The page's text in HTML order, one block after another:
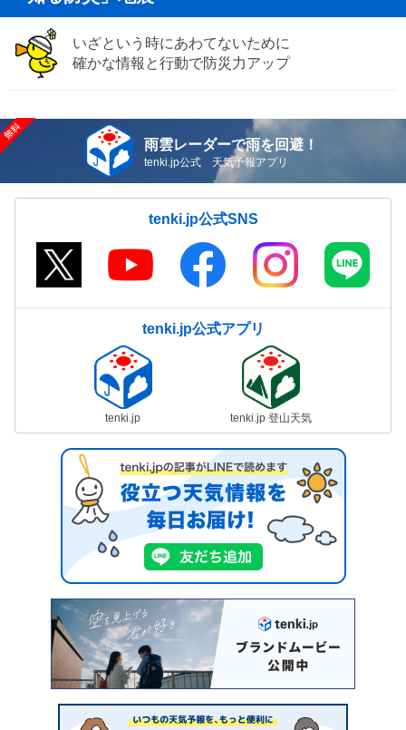
いざという時にあわてないために
確かな情報と行動で防災力アップ
雨雲レーダーで雨を回避！
tenki.jp公式 天気予報アプリ
tenki.jp公式SNS
tenki.jp公式アプリ
tenki.jp tenki.jp 登山天気